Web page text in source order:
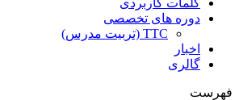
کلمات کاربردی
دوره های تخصصی
TTC (تربیت مدرس)
اخبار
گالری
فهرست